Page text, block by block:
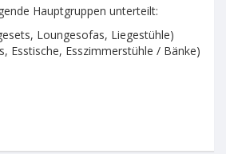
Hauptgruppen unterteilt:
Loungesofas, Liegestühle)
Esstische, Esszimmerstühle / Bänke)